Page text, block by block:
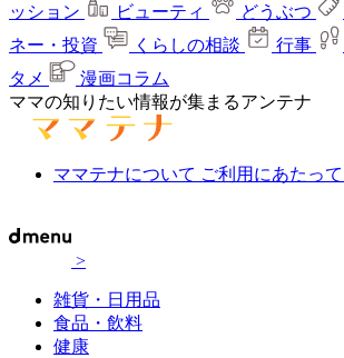
ッション
ビューティ どうぶつ
ネー・投資
くらしの相談 行事
タメ
漫画コラム
ママの知りたい情報が集まるアンテナ
ママテナについて ご利用にあたって
>
雑貨・日用品
食品・飲料
健康